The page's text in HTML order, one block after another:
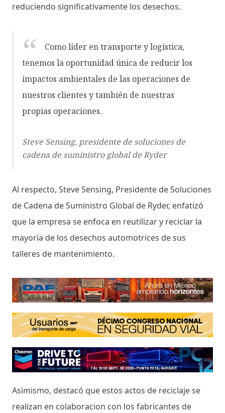
reduciendo significativamente los desechos.
Como líder en transporte y logística,
tenemos la oportunidad única de reducir los
impactos ambientales de las operaciones de
nuestros clientes y también de nuestras
propias operaciones.
Steve Sensing, presidente de soluciones de
cadena de suministro global de Ryder
Al respecto, Steve Sensing, Presidente de Soluciones
de Cadena de Suministro Global de Ryder, enfatizó
que la empresa se enfoca en reutilizar y reciclar la
mayoría de los desechos automotrices de sus
talleres de mantenimiento.
Asimismo, destacó que estos actos de reciclaje se
realizan en colaboracion con los fabricantes de